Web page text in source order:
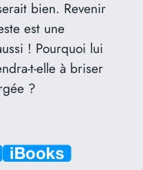
bien. Revenir
est une
! Pourquoi lui
t-elle à briser
?